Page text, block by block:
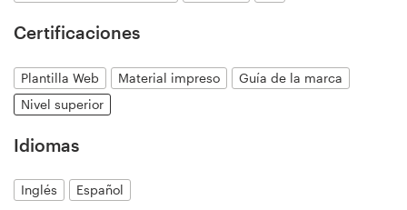
Certificaciones
Plantilla Web Material impreso
Guía de la marca
Nivel superior
Idiomas
Inglés Español
Recursos
Precios
Hágase diseñador
Blog